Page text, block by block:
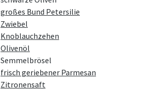
großes Bund Petersilie
Zwiebel
Knoblauchzehen
Olivenöl
Semmelbrösel
frisch geriebener Parmesan
Zitronensaft